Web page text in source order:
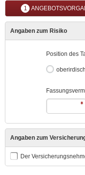
1
Angaben zum Risiko
Position des
oberirdisch
Angaben zum
Der